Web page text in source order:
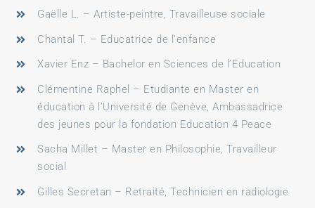
Gaëlle L. – Artiste-peintre, Travailleuse sociale
Chantal T. – Educatrice de l’enfance
Xavier Enz – Bachelor en Sciences de l’Education
Clémentine Raphel – Etudiante en Master en
éducation à l’Université de Genève, Ambassadrice
des jeunes pour la fondation Education 4 Peace
Sacha Millet – Master en Philosophie, Travailleur
social
Gilles Secretan – Retraité, Technicien en radiologie